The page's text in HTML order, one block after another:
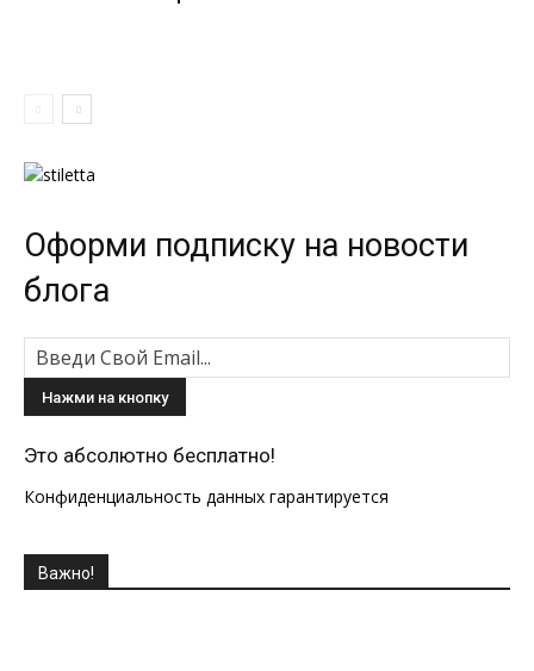
Оформи подписку на новости
блога
Это абсолютно бесплатно!
Конфиденциальность данных гарантируется
Важно!